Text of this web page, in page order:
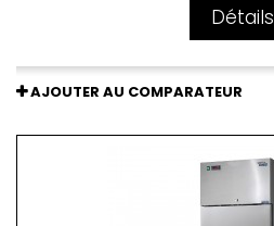
Détails
AJOUTER AU COMPARATEUR